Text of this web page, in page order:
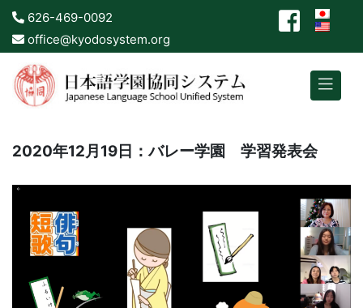
626-469-0092
office@kyodosystem.org
2020年12月19日：バレー学園 学習発表会